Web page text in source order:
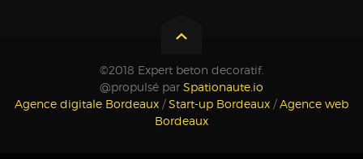
©2018 Expert beton decoratif.
@propulsé par Spationaute.io
Agence digitale Bordeaux /Start-up Bordeaux /Agence web
Bordeaux